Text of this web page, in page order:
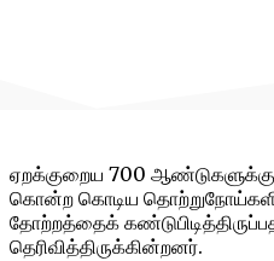
ஏறக்குறைய 700
கொன்ற கொடிய
தோற்றத்தைக்
தெரிவித்திருக்கின்றனர்.